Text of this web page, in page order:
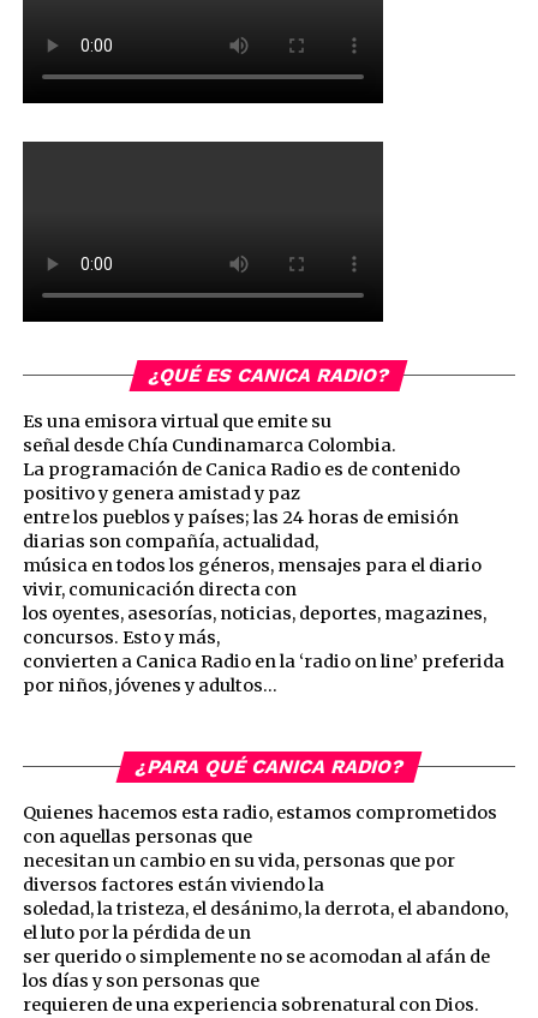
¿QUÉ ES CANICA RADIO?
Es una emisora virtual que emite su
señal desde Chía Cundinamarca Colombia.
La programación de Canica Radio es de contenido
positivo y genera amistad y paz
entre los pueblos y países; las 24 horas de emisión
diarias son compañía, actualidad,
música en todos los géneros, mensajes para el diario
vivir, comunicación directa con
los oyentes, asesorías, noticias, deportes, magazines,
concursos. Esto y más,
convierten a Canica Radio en la ‘radio on line’ preferida
por niños, jóvenes y adultos…
¿PARA QUÉ CANICA RADIO?
Quienes hacemos esta radio, estamos comprometidos
con aquellas personas que
necesitan un cambio en su vida, personas que por
diversos factores están viviendo la
soledad, la tristeza, el desánimo, la derrota, el abandono,
el luto por la pérdida de un
ser querido o simplemente no se acomodan al afán de
los días y son personas que
requieren de una experiencia sobrenatural con Dios.